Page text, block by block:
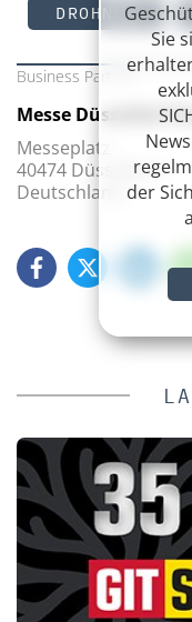
Sie
der
DROHNEN
Business Partner
Messe Düsseldorf
Messeplatz
40474 Düsseldorf
Deutschland